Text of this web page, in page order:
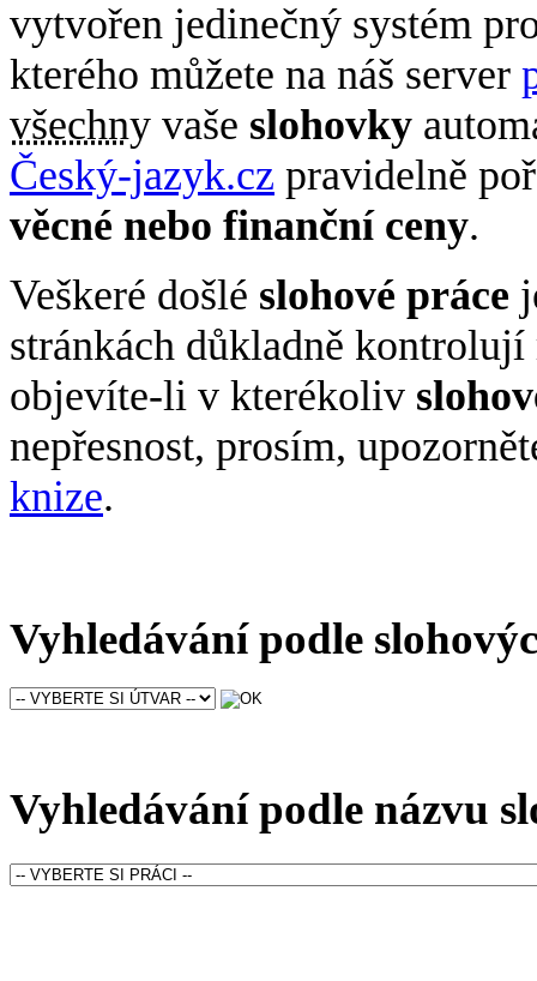
vytvořen jedinečný systém
kterého můžete na náš server
všechny vaše slohovky
Český-jazyk.cz pravidelně
věcné nebo finanční ceny.
Veškeré došlé slohové práce
stránkách důkladně
objevíte-li v kterékoliv
nepřesnost, prosím,
knize.
Vyhledávání podle
Vyhledávání podle názvu